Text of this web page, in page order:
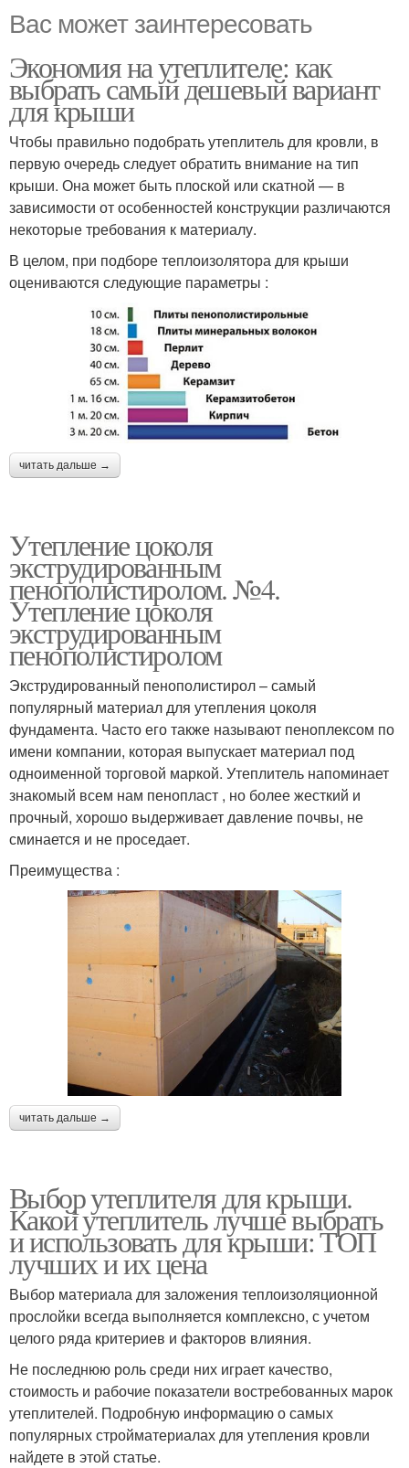
Вас может заинтересовать
Экономия на утеплителе: как
выбрать самый дешевый вариант
для крыши
Чтобы правильно подобрать утеплитель для кровли, в
первую очередь следует обратить внимание на тип
крыши. Она может быть плоской или скатной — в
зависимости от особенностей конструкции различаются
некоторые требования к материалу.
В целом, при подборе теплоизолятора для крыши
оцениваются следующие параметры :
читать дальше →
Утепление цоколя
экструдированным
пенополистиролом. №4.
Утепление цоколя
экструдированным
пенополистиролом
Экструдированный пенополистирол – самый
популярный материал для утепления цоколя
фундамента. Часто его также называют пеноплексом по
имени компании, которая выпускает материал под
одноименной торговой маркой. Утеплитель напоминает
знакомый всем нам пенопласт , но более жесткий и
прочный, хорошо выдерживает давление почвы, не
сминается и не проседает.
Преимущества :
читать дальше →
Выбор утеплителя для крыши.
Какой утеплитель лучше выбрать
и использовать для крыши: ТОП
лучших и их цена
Выбор материала для заложения теплоизоляционной
прослойки всегда выполняется комплексно, с учетом
целого ряда критериев и факторов влияния.
Не последнюю роль среди них играет качество,
стоимость и рабочие показатели востребованных марок
утеплителей. Подробную информацию о самых
популярных стройматериалах для утепления кровли
найдете в этой статье.